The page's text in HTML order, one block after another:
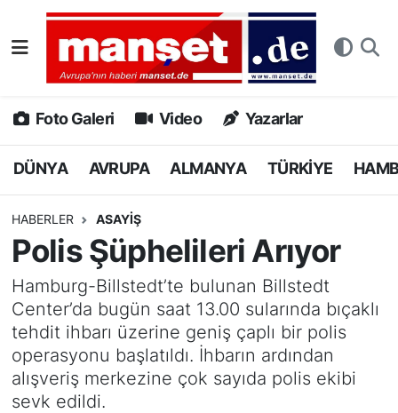
Foto Galeri Video Yazarlar
DÜNYA AVRUPA ALMANYA TÜRKİYE
HABERLER ASAYİŞ
Polis Şüphelileri Arıyor
Hamburg-Billstedt’te bulunan Billstedt
Center’da bugün saat 13.00 sularında bıçaklı
tehdit ihbarı üzerine geniş çaplı bir polis
operasyonu başlatıldı. İhbarın ardından
alışveriş merkezine çok sayıda polis ekibi
sevk edildi.
DÜNYA
AVRUPA
ALMANYA
HAMBURG
SPOR
DEUTSCH
EKONOMİ
Nöbetçi Eczaneler
Hava Durumu
Namaz Vakitleri
Puan Durumu ve Fikstür
Tüm Manşetler
Son Dakika Haberleri
Haber Arşivi